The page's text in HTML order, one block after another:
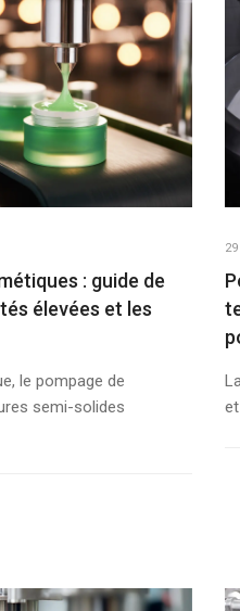
: guide de
élevées et les
le pompage de
semi-solides